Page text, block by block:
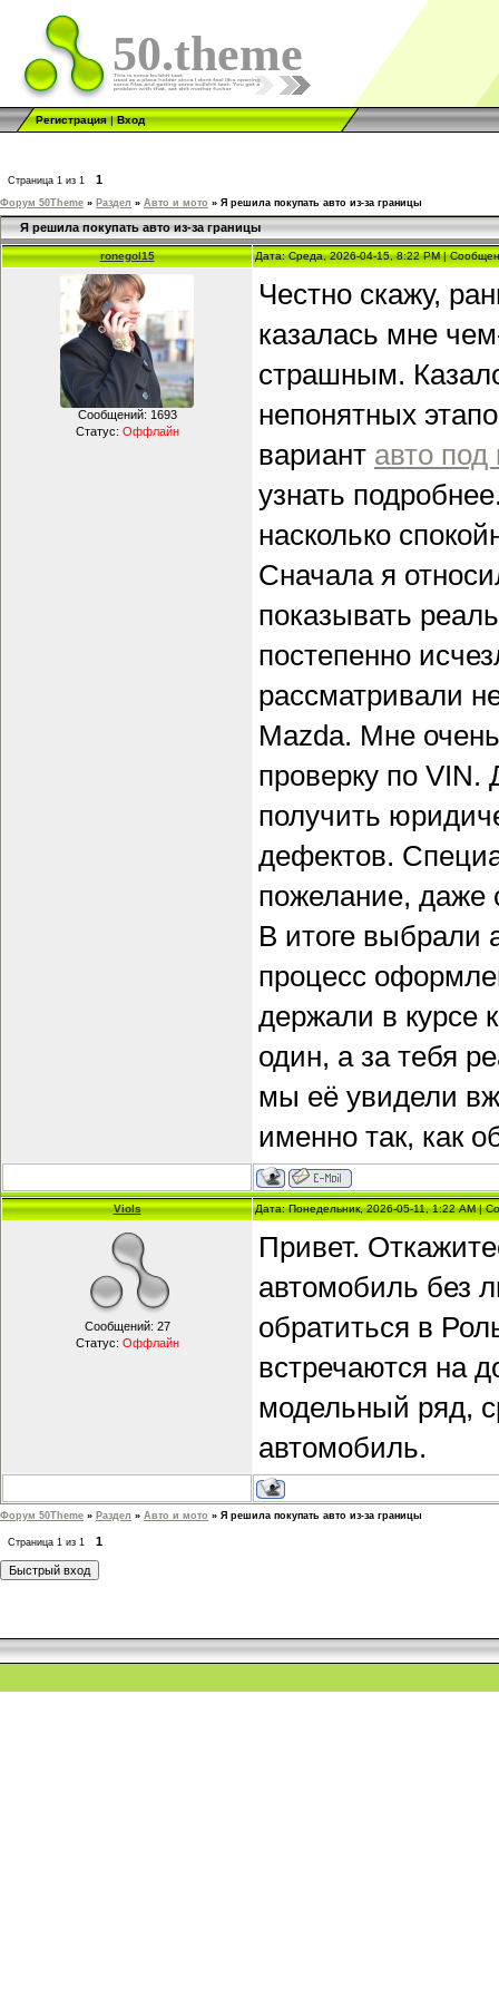
50.theme
Регистрация|Вход
Страница 1 из 1 1
Форум 50Theme » Раздел » Авто и мото » Я решила покупать авто из-за границы
Я решила покупать авто из-за границы
ronegol15 Дата: Среда, 2026-04-15, 8:22 PM |
Сообщений: 1693
Статус: Оффлайн
Честно скажу,
казалась мне
страшным.
непонятных
вариант авто под
узнать
насколько
Сначала я
показывать
постепенно
рассматривали
Mazda. Мне
проверку по
получить
дефектов.
пожелание, даже
В итоге выбрали
процесс
держали в курсе
один, а за тебя
мы её увидели
именно так, как
Viols Дата: Понедельник, 2026-05-11, 1:22 AM |
Сообщений: 27
Статус: Оффлайн
Привет.
автомобиль без
обратиться в
встречаются на
модельный ряд,
автомобиль.
Форум 50Theme » Раздел » Авто и мото » Я решила покупать авто из-за границы
Страница 1 из 1 1